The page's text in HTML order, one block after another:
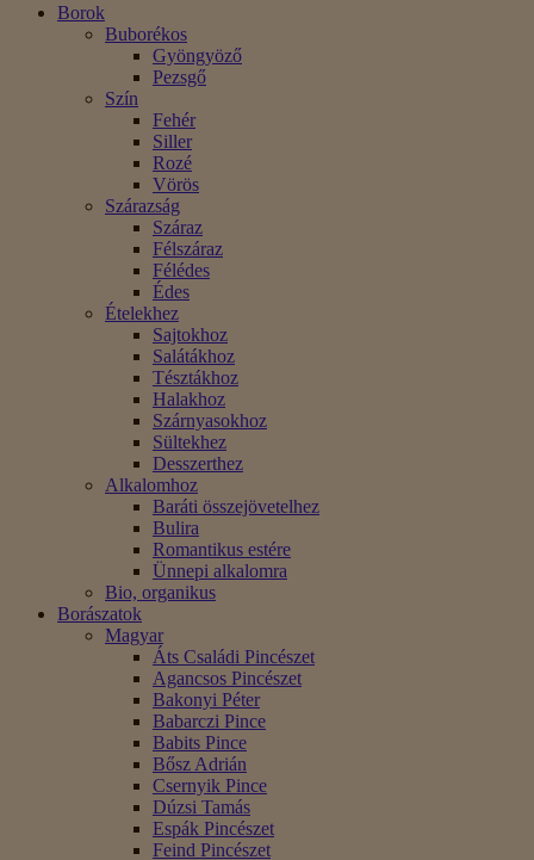
Borok
Buborékos
Gyöngyöző
Pezsgő
Szín
Fehér
Siller
Rozé
Vörös
Szárazság
Száraz
Félszáraz
Félédes
Édes
Ételekhez
Sajtokhoz
Salátákhoz
Tésztákhoz
Halakhoz
Szárnyasokhoz
Sültekhez
Desszerthez
Alkalomhoz
Baráti összejövetelhez
Bulira
Romantikus estére
Ünnepi alkalomra
Bio, organikus
Borászatok
Magyar
Áts Családi Pincészet
Agancsos Pincészet
Bakonyi Péter
Babarczi Pince
Babits Pince
Bősz Adrián
Csernyik Pince
Dúzsi Tamás
Espák Pincészet
Feind Pincészet